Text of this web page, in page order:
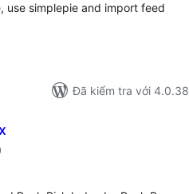
use simplepie and import feed
Đã kiểm tra với 4.0.38
tổng
)